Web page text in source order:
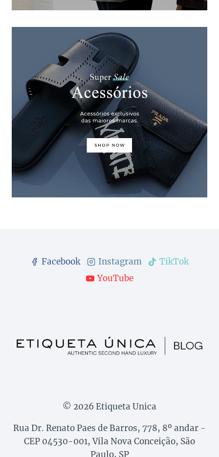
Facebook Instagram
TikTok
YouTube
© 2026 Etiqueta Unica
Rua Dr. Renato Paes de Barros, 778, 8º andar -
CEP 04530-001, Vila Nova Conceição, São
Paulo, SP